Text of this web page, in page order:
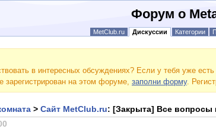
Форум о
MetClub.ru Дискуссии Категории
в интересных обсуждениях? Если у тебя уже есть
зарегистрирован на этом форуме, заполни форму.
> Сайт MetClub.ru: [Закрыта] Все вопросы